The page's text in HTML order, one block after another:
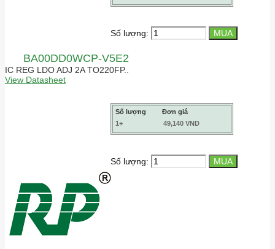
Số lượng:
BA00DD0WCP-V5E2
IC REG LDO ADJ 2A TO220FP..
View Datasheet
Số lượng
Đơn giá
1+
49,140 VND
Số lượng: